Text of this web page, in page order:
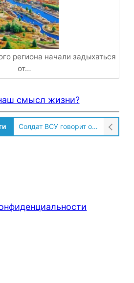
региона начали задыхаться
от…
смысл жизни?
Солдат ВСУ говорит о том, чтобы продавали топливо для ремонта техники в Угледаре